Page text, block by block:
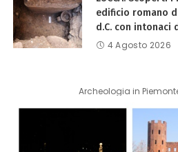
edificio romano
d.C. con intonaci
4 Agosto 2026
Archeologia in